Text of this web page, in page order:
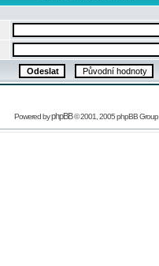
Powered byphpBB© 2001, 2005 phpBB Group